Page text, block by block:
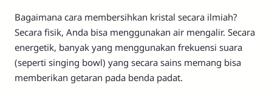
Bagaimana cara membersihkan kristal secara ilmiah?
Secara fisik, Anda bisa menggunakan air mengalir. Secara
energetik, banyak yang menggunakan frekuensi suara
(seperti singing bowl) yang secara sains memang bisa
memberikan getaran pada benda padat.